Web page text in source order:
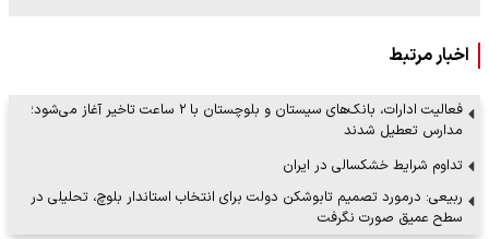
اخبار مرتبط
فعالیت ادارات، بانک‌های سیستان و بلوچستان با ۲ ساعت تاخیر آغاز می‌شود؛
مدارس تعطیل شدند
تداوم شرایط خشکسالی در ایران
ربیعی: درمورد تصمیم تابوشکن دولت برای انتخاب استاندار بلوچ، تحلیلی در
سطح عمیق صورت نگرفت